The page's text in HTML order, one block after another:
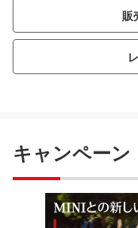
販
キャンペーン